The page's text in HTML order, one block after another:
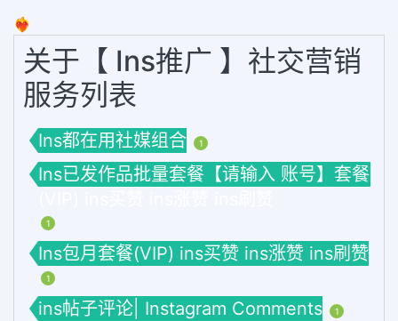
❤️‍🔥
关于【 Ins推广 】社交营销
服务列表
Ins都在用社媒组合 1
Ins已发作品批量套餐【请输入 账号】套餐
1
Ins包月套餐(VIP) ins买赞 ins涨赞 ins刷赞
1
ins帖子评论| Instagram Comments 1